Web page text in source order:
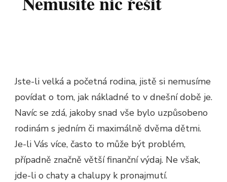
Jste-li velká a početná rodina, jistě si nemusíme
povídat o tom, jak nákladné to v dnešní době je.
Navíc se zdá, jakoby snad vše bylo uzpůsobeno
rodinám s jedním či maximálně dvěma dětmi.
Je-li Vás více, často to může být problém,
případně značně větší finanční výdaj. Ne však,
jde-li o chaty a chalupy k pronajmutí.